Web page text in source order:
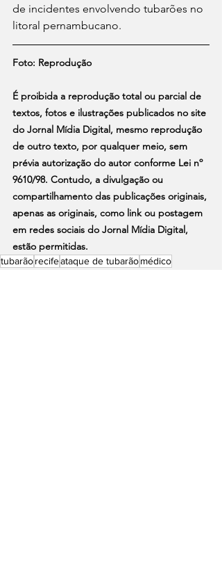
de incidentes envolvendo tubarões no
litoral pernambucano.
Foto: Reprodução
É proibida a reprodução total ou parcial de
textos, fotos e ilustrações publicados no site
do Jornal Mídia Digital, mesmo reprodução
de outro texto, por qualquer meio, sem
prévia autorização do autor conforme Lei nº
9610/98. Contudo, a divulgação ou
compartilhamento das publicações originais,
apenas as originais, como link ou postagem
em redes sociais do Jornal Mídia Digital,
estão permitidas.
tubarãorecifeataque de tubarãomédico